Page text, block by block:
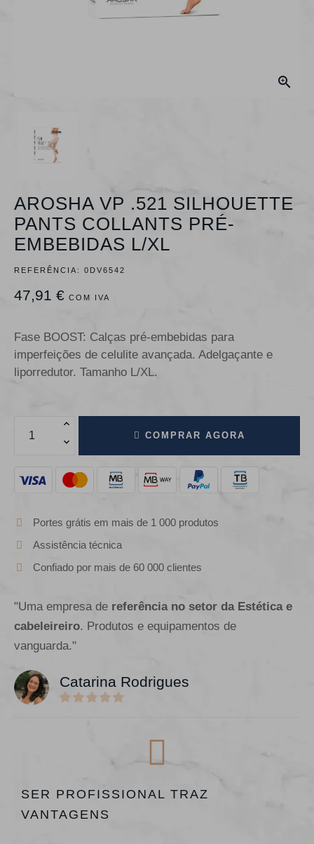

AROSHA VP .521 SILHOUETTE
PANTS COLLANTS PRÉ-
EMBEBIDAS L/XL
REFERÊNCIA: 0DV6542
47,91 € COM IVA
Fase BOOST: Calças pré-embebidas para
imperfeições de celulite avançada. Adelgaçante e
liporredutor. Tamanho L/XL.
COMPRAR AGORA
Portes grátis em mais de 1 000 produtos
Assistência técnica
Confiado por mais de 60 000 clientes
"Uma empresa de referência no setor da Estética e
cabeleireiro. Produtos e equipamentos de
vanguarda."
Catarina Rodrigues
SER PROFISSIONAL TRAZ
VANTAGENS